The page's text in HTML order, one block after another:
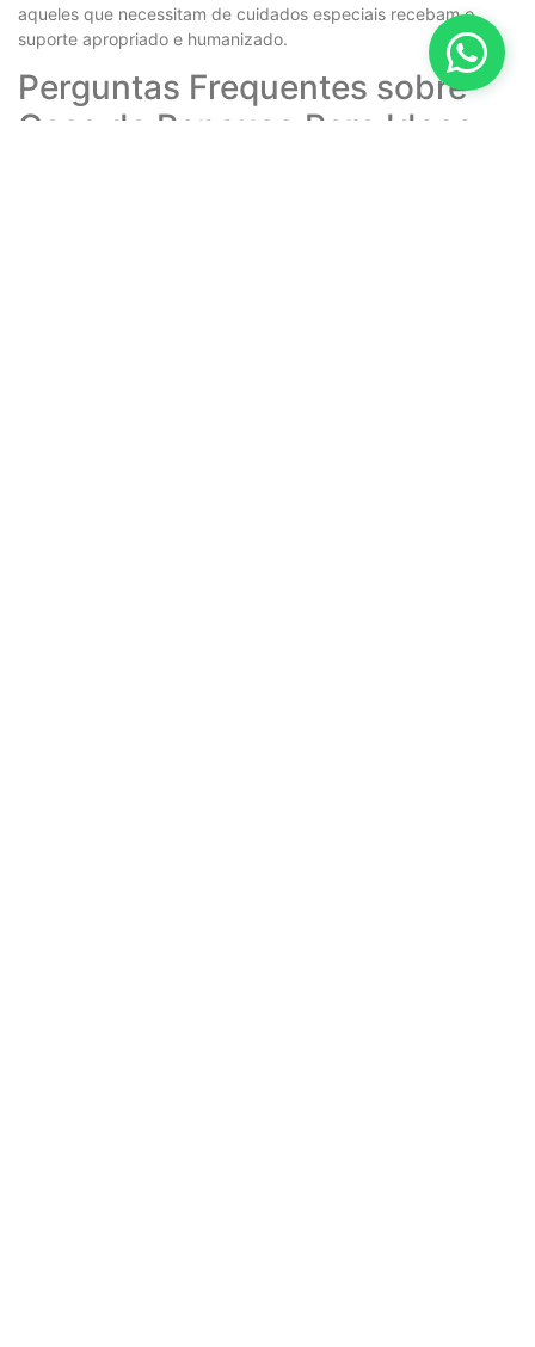
aqueles que necessitam de cuidados especiais recebam o
suporte apropriado e humanizado.
Perguntas Frequentes sobre
Casa de Repouso Para Idoso